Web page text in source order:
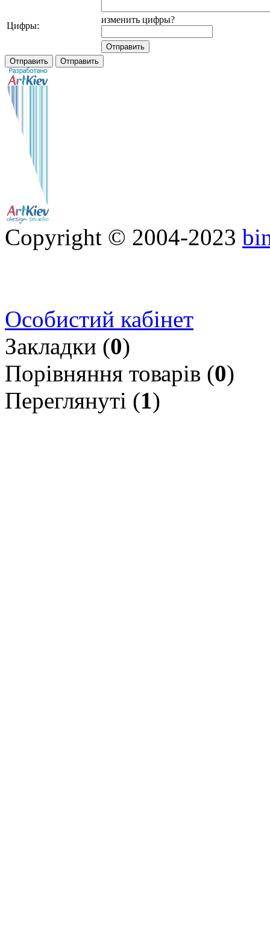
Цифры:
изменить цифры?
Copyright © 2004-2023
Особистий кабінет
Закладки (0)
Порівняння товарів (0)
Переглянуті (1)